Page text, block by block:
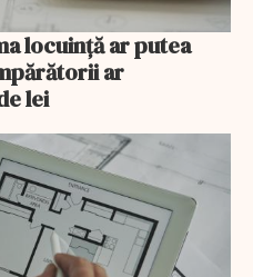
locuință ar putea
ar
lei